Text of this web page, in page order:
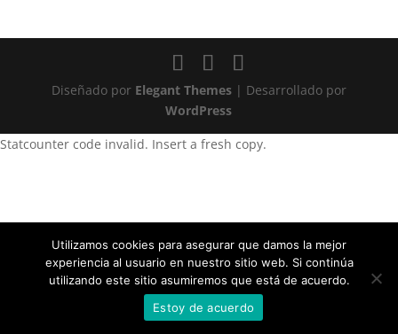
Diseñado por Elegant Themes| Desarrollado por
WordPress
Statcounter code invalid. Insert a fresh copy.
Utilizamos cookies para asegurar que damos la mejor
experiencia al usuario en nuestro sitio web. Si continúa
utilizando este sitio asumiremos que está de acuerdo.
Estoy de acuerdo